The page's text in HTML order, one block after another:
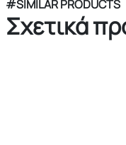
#SIMILAR PRODUCTS
Σχετικά